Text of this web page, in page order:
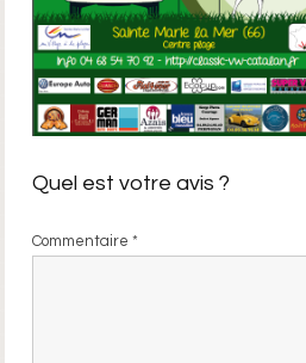
Quel est votre avis ?
Commentaire*